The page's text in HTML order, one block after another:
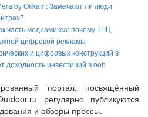
by Okkam: Замечают ли люди
часть медиамикса: почему ТРЦ
цифровой рекламы
и цифровых конструкций в
инвестиций в ooh
портал, посвящённый
регулярно публикуются
и обзоры прессы.